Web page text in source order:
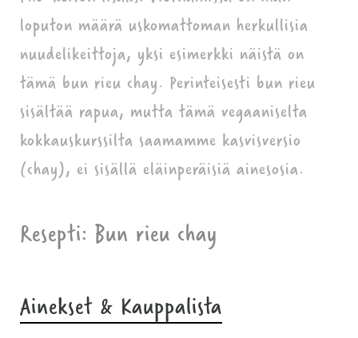
loputon määrä uskomattoman herkullisia
nuudelikeittoja, yksi esimerkki näistä on
tämä bun rieu chay. Perinteisesti bun rieu
sisältää rapua, mutta tämä vegaaniselta
kokkauskurssilta saamamme kasvisversio
(chay), ei sisällä eläinperäisiä ainesosia.
Resepti: Bun rieu chay
Ainekset & Kauppalista